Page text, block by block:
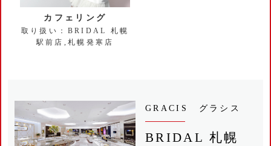
カフェリング
取り扱い：BRIDAL 札幌
駅前店,札幌発寒店
GRACIS グラシス
BRIDAL 札幌